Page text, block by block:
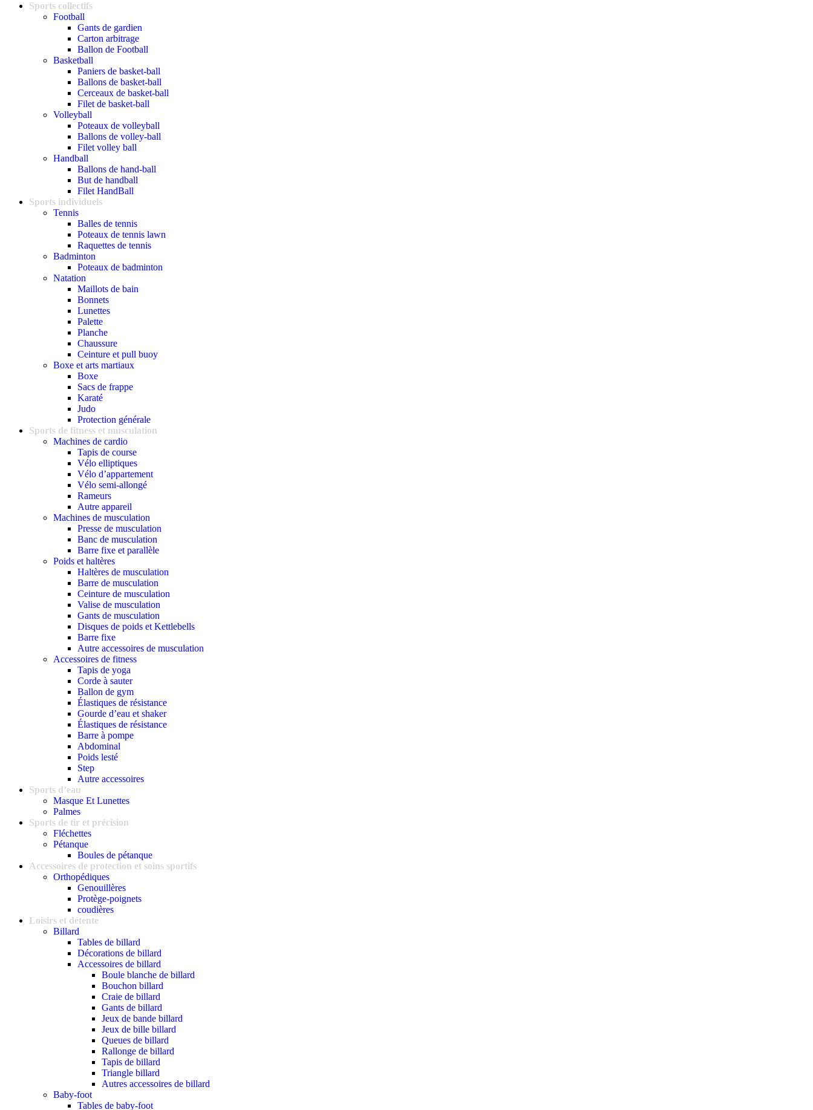
Sports collectifs
Football
Gants de gardien
Carton arbitrage
Ballon de Football
Basketball
Paniers de basket-ball
Ballons de basket-ball
Cerceaux de basket-ball
Filet de basket-ball
Volleyball
Poteaux de volleyball
Ballons de volley-ball
Filet volley ball
Handball
Ballons de hand-ball
But de handball
Filet HandBall
Sports individuels
Tennis
Balles de tennis
Poteaux de tennis lawn
Raquettes de tennis
Badminton
Poteaux de badminton
Natation
Maillots de bain
Bonnets
Lunettes
Palette
Planche
Chaussure
Ceinture et pull buoy
Boxe et arts martiaux
Boxe
Sacs de frappe
Karaté
Judo
Protection générale
Sports de fitness et musculation
Machines de cardio
Tapis de course
Vélo elliptiques
Vélo d’appartement
Vélo semi-allongé
Rameurs
Autre appareil
Machines de musculation
Presse de musculation
Banc de musculation
Barre fixe et parallèle
Poids et haltères
Haltères de musculation
Barre de musculation
Ceinture de musculation
Valise de musculation
Gants de musculation
Disques de poids et Kettlebells
Barre fixe
Autre accessoires de musculation
Accessoires de fitness
Tapis de yoga
Corde à sauter
Ballon de gym
Élastiques de résistance
Gourde d’eau et shaker
Élastiques de résistance
Barre à pompe
Abdominal
Poids lesté
Step
Autre accessoires
Sports d’eau
Masque Et Lunettes
Palmes
Sports de tir et précision
Fléchettes
Pétanque
Boules de pétanque
Accessoires de protection et soins sportifs
Orthopédiques
Genouillères
Protège-poignets
coudières
Loisirs et détente
Billard
Tables de billard
Décorations de billard
Accessoires de billard
Boule blanche de billard
Bouchon billard
Craie de billard
Gants de billard
Jeux de bande billard
Jeux de bille billard
Queues de billard
Rallonge de billard
Tapis de billard
Triangle billard
Autres accessoires de billard
Baby-foot
Tables de baby-foot